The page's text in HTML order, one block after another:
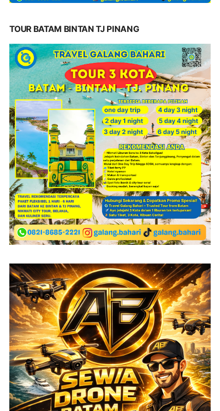
TOUR BATAM BINTAN TJ PINANG